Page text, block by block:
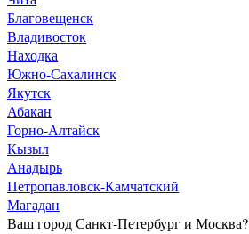
Благовещенск
Владивосток
Находка
Южно-Сахалинск
Якутск
Абакан
Горно-Алтайск
Кызыл
Анадырь
Петропавловск-Камчатский
Магадан
Ваш город Санкт-Петербург и Москва?